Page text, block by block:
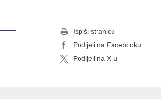
Ispiši stranicu
Podijeli na Facebooku
Podijeli na X-u